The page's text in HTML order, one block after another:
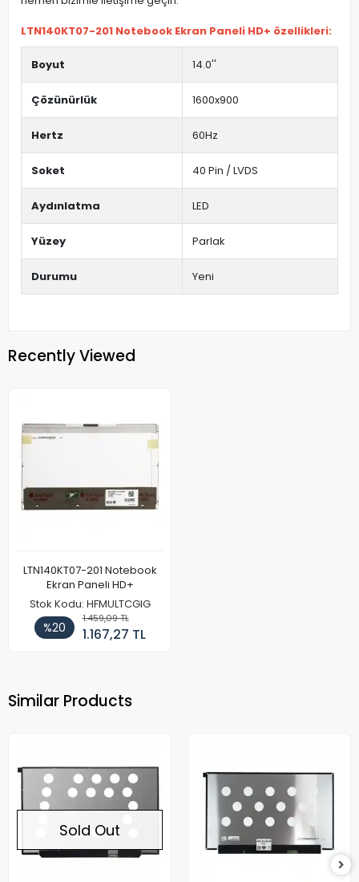
LTN140KT07-201 Notebook Ekran Paneli HD+ özellikleri:
Boyut 14.0''
Çözünürlük 1600x900
Hertz 60Hz
Soket 40 Pin / LVDS
Aydınlatma LED
Yüzey Parlak
Durumu Yeni
Recently Viewed
LTN140KT07-201 Notebook
Ekran Paneli HD+
Stok Kodu: HFMULTCGIG
%20
1.459,09 TL
1.167,27 TL
Similar Products
Sold Out